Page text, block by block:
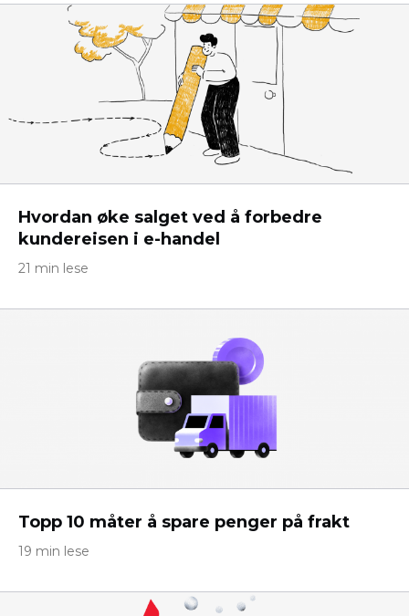
Hvordan øke salget ved å forbedre
kundereisen i e-handel
21 min lese
Topp 10 måter å spare penger på frakt
19 min lese